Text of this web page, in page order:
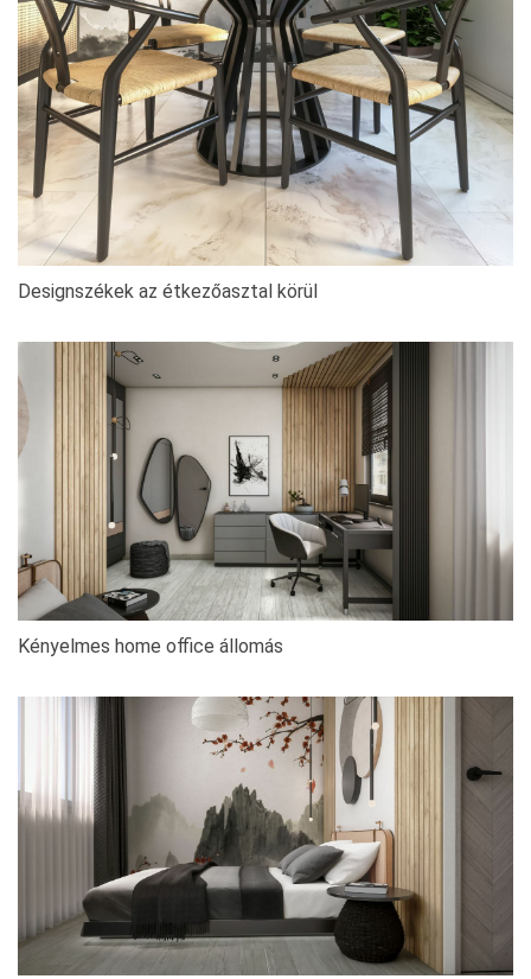
Designszékek az étkezőasztal körül
Kényelmes home office állomás